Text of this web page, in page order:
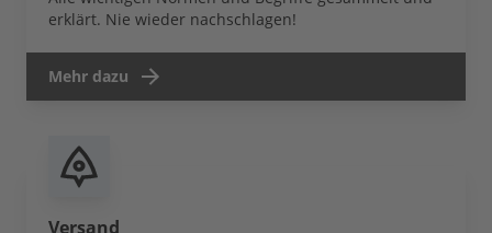
erklärt. Nie wieder nachschlagen!
Mehr dazu
Versand